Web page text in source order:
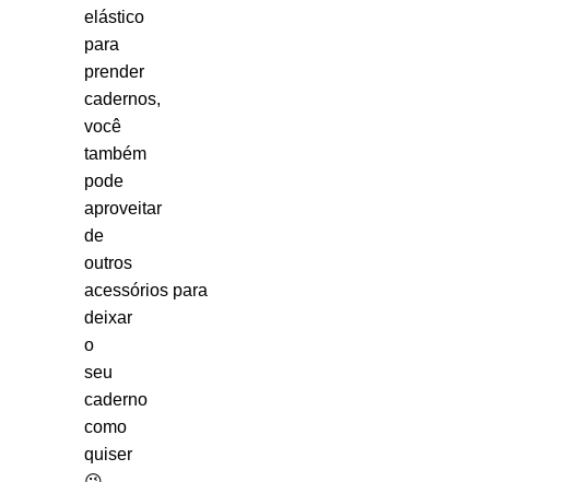
elástico
para
prender
cadernos,
você
também
pode
aproveitar
de
outros
acessórios para
deixar
o
seu
caderno
como
quiser